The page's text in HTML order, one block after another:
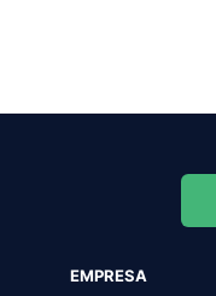
EMPRESA